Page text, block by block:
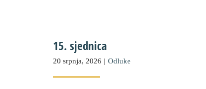
15. sjednica
20 srpnja, 2026 | Odluke